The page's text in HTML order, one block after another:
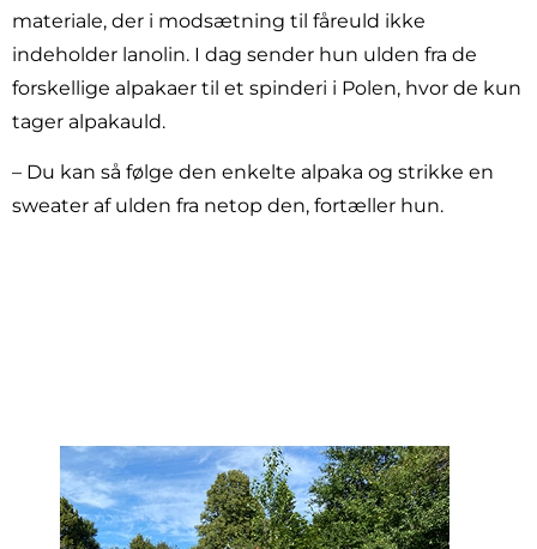
materiale, der i modsætning til fåreuld ikke
indeholder lanolin. I dag sender hun ulden fra de
forskellige alpakaer til et spinderi i Polen, hvor de kun
tager alpakauld.
– Du kan så følge den enkelte alpaka og strikke en
sweater af ulden fra netop den, fortæller hun.